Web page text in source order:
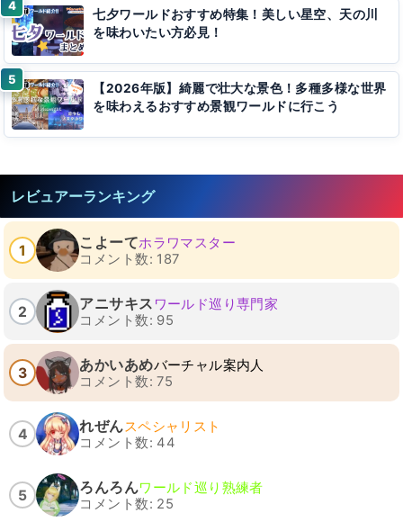
七夕ワールドおすすめ特集！美しい星空、天の川
を味わいたい方必見！
【2026年版】綺麗で壮大な景色！多種多様な世界
を味わえるおすすめ景観ワールドに行こう
レビュアーランキング
1 こよーてホラワマスター
コメント数: 187
2 アニサキス ワールド巡り専門家
コメント数: 95
3 あかいあめバーチャル案内人
コメント数: 75
4 れぜんスペシャリスト
コメント数: 44
5 ろんろんワールド巡り熟練者
コメント数: 25